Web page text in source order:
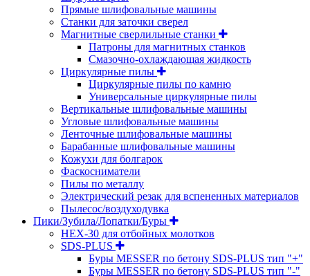
Прямые шлифовальные машины
Станки для заточки сверел
Магнитные сверлильные станки
Патроны для магнитных станков
Смазочно-охлаждающая жидкость
Циркулярные пилы
Циркулярные пилы по камню
Универсальные циркулярные пилы
Вертикальные шлифовальные машины
Угловые шлифовальные машины
Ленточные шлифовальные машины
Барабанные шлифовальные машины
Кожухи для болгарок
Фаскосниматели
Пилы по металлу
Электрический резак для вспененных материалов
Пылесос/воздуходувка
Пики/Зубила/Лопатки/Буры
HEX-30 для отбойных молотков
SDS-PLUS
Буры MESSER по бетону SDS-PLUS тип "+"
Буры MESSER по бетону SDS-PLUS тип "-"